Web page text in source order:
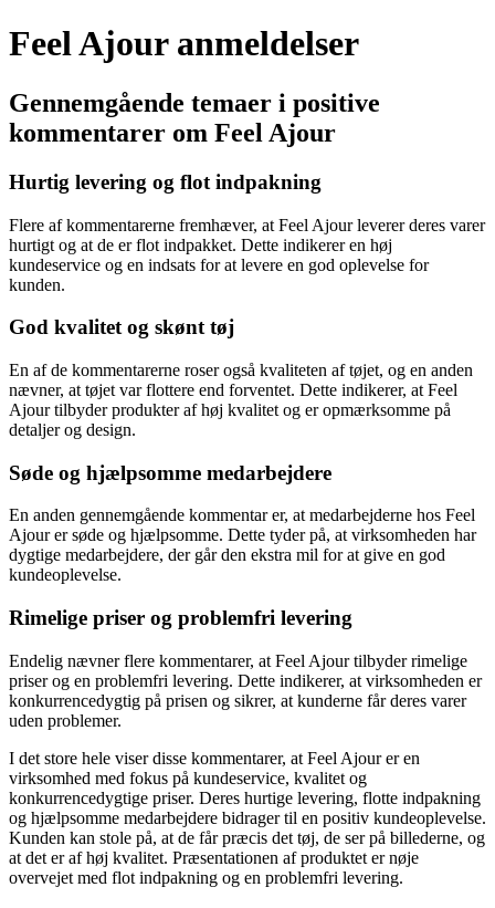
Feel Ajour anmeldelser
Gennemgående temaer i positive
kommentarer om Feel Ajour
Hurtig levering og flot indpakning
Flere af kommentarerne fremhæver, at Feel Ajour leverer deres varer
hurtigt og at de er flot indpakket. Dette indikerer en høj
kundeservice og en indsats for at levere en god oplevelse for
kunden.
God kvalitet og skønt tøj
En af de kommentarerne roser også kvaliteten af tøjet, og en anden
nævner, at tøjet var flottere end forventet. Dette indikerer, at Feel
Ajour tilbyder produkter af høj kvalitet og er opmærksomme på
detaljer og design.
Søde og hjælpsomme medarbejdere
En anden gennemgående kommentar er, at medarbejderne hos Feel
Ajour er søde og hjælpsomme. Dette tyder på, at virksomheden har
dygtige medarbejdere, der går den ekstra mil for at give en god
kundeoplevelse.
Rimelige priser og problemfri levering
Endelig nævner flere kommentarer, at Feel Ajour tilbyder rimelige
priser og en problemfri levering. Dette indikerer, at virksomheden er
konkurrencedygtig på prisen og sikrer, at kunderne får deres varer
uden problemer.
I det store hele viser disse kommentarer, at Feel Ajour er en
virksomhed med fokus på kundeservice, kvalitet og
konkurrencedygtige priser. Deres hurtige levering, flotte indpakning
og hjælpsomme medarbejdere bidrager til en positiv kundeoplevelse.
Kunden kan stole på, at de får præcis det tøj, de ser på billederne, og
at det er af høj kvalitet. Præsentationen af ​​produktet er nøje
overvejet med flot indpakning og en problemfri levering.